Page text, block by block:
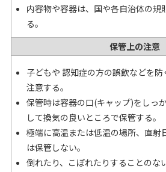
内容物や容器は、国や各自治体の規
る。
保管上の注意
子どもや 認知症の方の誤飲などを
注意する。
保管時は容器の口(キャップ)をしっ
して換気の良いところで保管する。
極端に高温または低温の場所、直射
は保管しない。
倒れたり、こぼれたりすることのな